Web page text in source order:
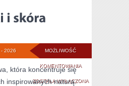
MOŻLIWOŚĆ
KOMENTOWANIA
I
ZOSTAŁA WYŁĄCZONA
- 2026
która koncentruje się
inspirowanych naturą.